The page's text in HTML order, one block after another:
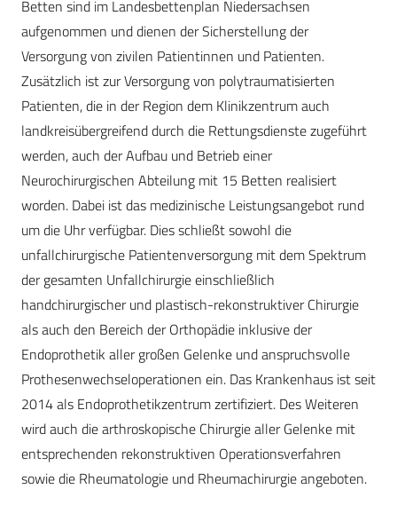
Betten sind im Landesbettenplan Niedersachsen
aufgenommen und dienen der Sicherstellung der
Versorgung von zivilen Patientinnen und Patienten.
Zusätzlich ist zur Versorgung von polytraumatisierten
Patienten, die in der Region dem Klinikzentrum auch
landkreisübergreifend durch die Rettungsdienste zugeführt
werden, auch der Aufbau und Betrieb einer
Neurochirurgischen Abteilung mit 15 Betten realisiert
worden. Dabei ist das medizinische Leistungsangebot rund
um die Uhr verfügbar. Dies schließt sowohl die
unfallchirurgische Patientenversorgung mit dem Spektrum
der gesamten Unfallchirurgie einschließlich
handchirurgischer und plastisch-rekonstruktiver Chirurgie
als auch den Bereich der Orthopädie inklusive der
Endoprothetik aller großen Gelenke und anspruchsvolle
Prothesenwechseloperationen ein. Das Krankenhaus ist seit
2014 als Endoprothetikzentrum zertifiziert. Des Weiteren
wird auch die arthroskopische Chirurgie aller Gelenke mit
entsprechenden rekonstruktiven Operationsverfahren
sowie die Rheumatologie und Rheumachirurgie angeboten.